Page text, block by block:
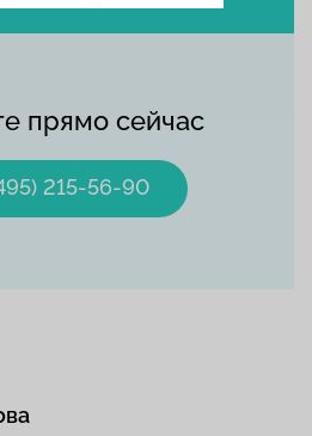
прямо сейчас
215-56-90